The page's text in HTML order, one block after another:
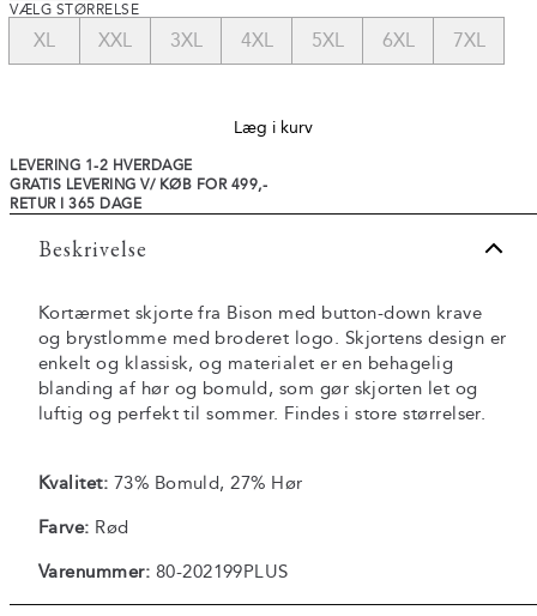
VÆLG STØRRELSE
XL XXL 3XL 4XL 5XL 6XL 7XL
Læg i kurv
LEVERING 1-2 HVERDAGE
GRATIS LEVERING V/ KØB FOR 499,-
RETUR I 365 DAGE
Beskrivelse
Kortærmet skjorte fra Bison med button-down krave
og brystlomme med broderet logo. Skjortens design er
enkelt og klassisk, og materialet er en behagelig
blanding af hør og bomuld, som gør skjorten let og
luftig og perfekt til sommer. Findes i store størrelser.
Kvalitet: 73% Bomuld, 27% Hør
Farve: Rød
Varenummer: 80-202199PLUS